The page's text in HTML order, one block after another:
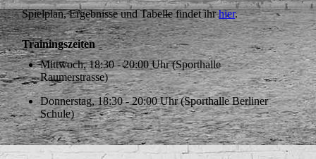
Spielplan, Ergebnisse und Tabelle findet ihrhier.
Trainingszeiten
Mittwoch, 18:30 - 20:00 Uhr (Sporthalle
Raumerstrasse)
Donnerstag, 18:30 - 20:00 Uhr (Sporthalle Berliner
Schule)